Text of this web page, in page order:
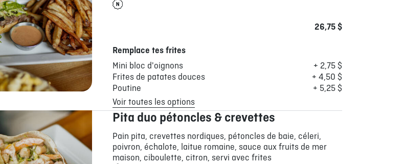
26,75 $
Remplace tes frites
Mini bloc d'oignons
+ 2,75 $
Frites de patates douces
+ 4,50 $
Poutine
+ 5,25 $
Voir toutes les options
Pita duo pétoncles & crevettes
Pain pita, crevettes nordiques, pétoncles de baie, céleri,
poivron, échalote, laitue romaine, sauce aux fruits de mer
maison, ciboulette, citron, servi avec frites